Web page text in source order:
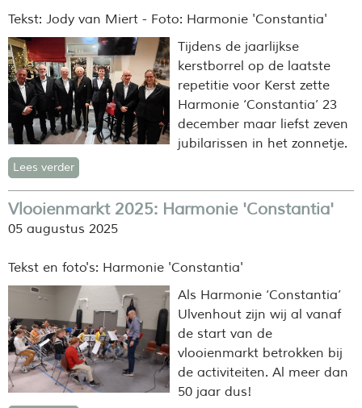
Tekst: Jody van Miert - Foto: Harmonie 'Constantia'
Tijdens de jaarlijkse
kerstborrel op de laatste
repetitie voor Kerst zette
Harmonie ‘Constantia’ 23
december maar liefst zeven
jubilarissen in het zonnetje.
Lees verder
Vlooienmarkt 2025: Harmonie 'Constantia'
05 augustus 2025
Tekst en foto's: Harmonie 'Constantia'
Als Harmonie ‘Constantia’
Ulvenhout zijn wij al vanaf
de start van de
vlooienmarkt betrokken bij
de activiteiten. Al meer dan
50 jaar dus!